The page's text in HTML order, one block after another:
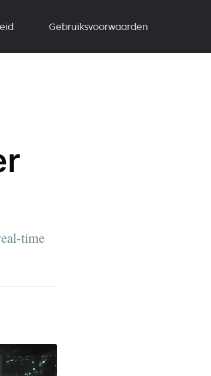
Gebruiksvoorwaarden
time